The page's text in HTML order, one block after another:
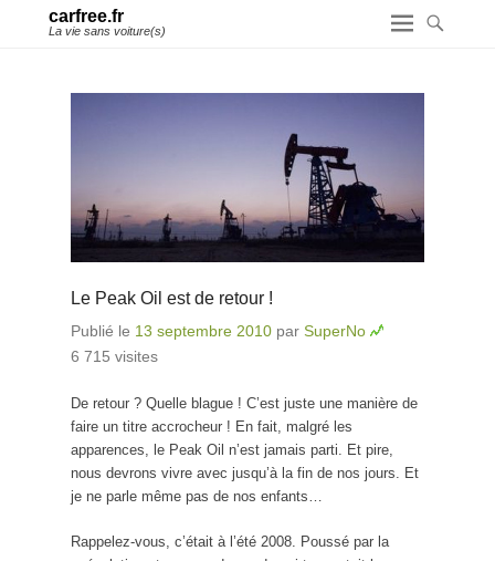
carfree.fr
La vie sans voiture(s)
Le Peak Oil est de retour !
Publié le 13 septembre 2010 par SuperNo
6 715 visites
De retour ? Quelle blague ! C’est juste une manière de
faire un titre accrocheur ! En fait, malgré les
apparences, le Peak Oil n’est jamais parti. Et pire,
nous devrons vivre avec jusqu’à la fin de nos jours. Et
je ne parle même pas de nos enfants…
Rappelez-vous, c’était à l’été 2008. Poussé par la